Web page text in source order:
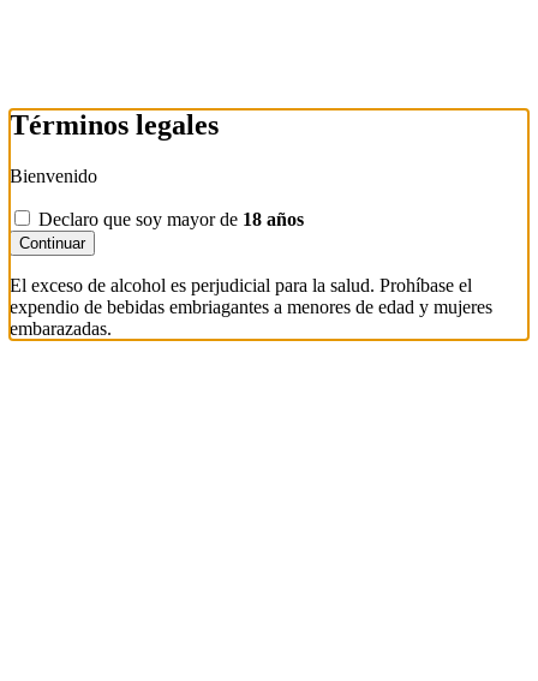
Términos legales
Bienvenido
Declaro que soy mayor de 18 años
Continuar
El exceso de alcohol es perjudicial para la salud. Prohíbase el
expendio de bebidas embriagantes a menores de edad y mujeres
embarazadas.